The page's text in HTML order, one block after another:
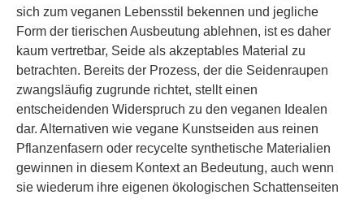
sich zum veganen Lebensstil bekennen und jegliche
Form der tierischen Ausbeutung ablehnen, ist es daher
kaum vertretbar, Seide als akzeptables Material zu
betrachten. Bereits der Prozess, der die Seidenraupen
zwangsläufig zugrunde richtet, stellt einen
entscheidenden Widerspruch zu den veganen Idealen
dar. Alternativen wie vegane Kunstseiden aus reinen
Pflanzenfasern oder recycelte synthetische Materialien
gewinnen in diesem Kontext an Bedeutung, auch wenn
sie wiederum ihre eigenen ökologischen Schattenseiten